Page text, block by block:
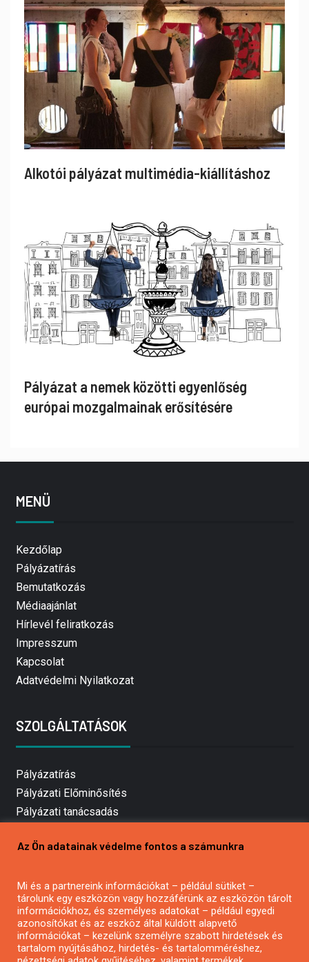
Alkotói pályázat multimédia-kiállításhoz
Pályázat a nemek közötti egyenlőség
európai mozgalmainak erősítésére
MENÜ
Kezdőlap
Pályázatírás
Bemutatkozás
Médiaajánlat
Hírlevél feliratkozás
Impresszum
Kapcsolat
Adatvédelmi Nyilatkozat
SZOLGÁLTATÁSOK
Pályázatírás
Pályázati Előminősítés
Pályázati tanácsadás
Mezőgazdasági pályázatírás
Pályázatírás civil szervezeteknek
Pályázatírás önkormányzatoknak
Pályázatfigyelés
Specifikus pályázatfigyelés vagy hírlevél
Az Ön adatainak védelme fontos a számunkra
Mi és a partnereink információkat – például sütiket –
tárolunk egy eszközön vagy hozzáférünk az eszközön tárolt
információkhoz, és személyes adatokat – például egyedi
azonosítókat és az eszköz által küldött alapvető
információkat – kezelünk személyre szabott hirdetések és
tartalom nyújtásához, hirdetés- és tartalomméréshez,